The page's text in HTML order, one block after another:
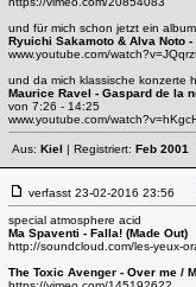
und für mich schon jetzt ein
Ryuichi Sakamoto & Alva Noto -
www.youtube.com/
und da mich klassische konzerte
Maurice Ravel - Gaspard de la
von 7:26 - 14:25
www.youtube.com/
Aus: Kiel | Registriert: Feb 2001
verfasst 23-02-2016 23:56
special atmosphere acid
Ma Spaventi - Falla! (Made Out)
http://soundcloud.com/les-yeux-
The Toxic Avenger - Over me /